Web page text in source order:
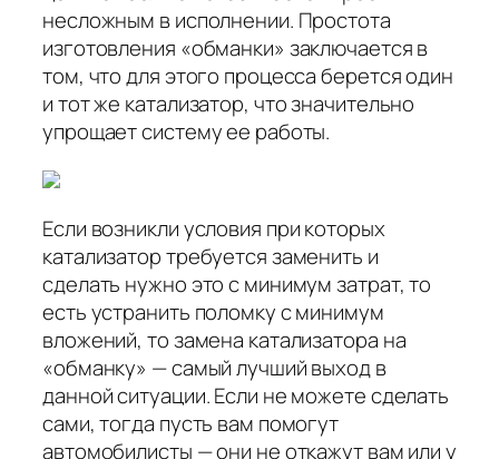
несложным в исполнении. Простота
изготовления «обманки» заключается в
том, что для этого процесса берется один
и тот же катализатор, что значительно
упрощает систему ее работы.
Если возникли условия при которых
катализатор требуется заменить и
сделать нужно это с минимум затрат, то
есть устранить поломку с минимум
вложений, то замена катализатора на
«обманку» — самый лучший выход в
данной ситуации. Если не можете сделать
сами, тогда пусть вам помогут
автомобилисты — они не откажут вам или у